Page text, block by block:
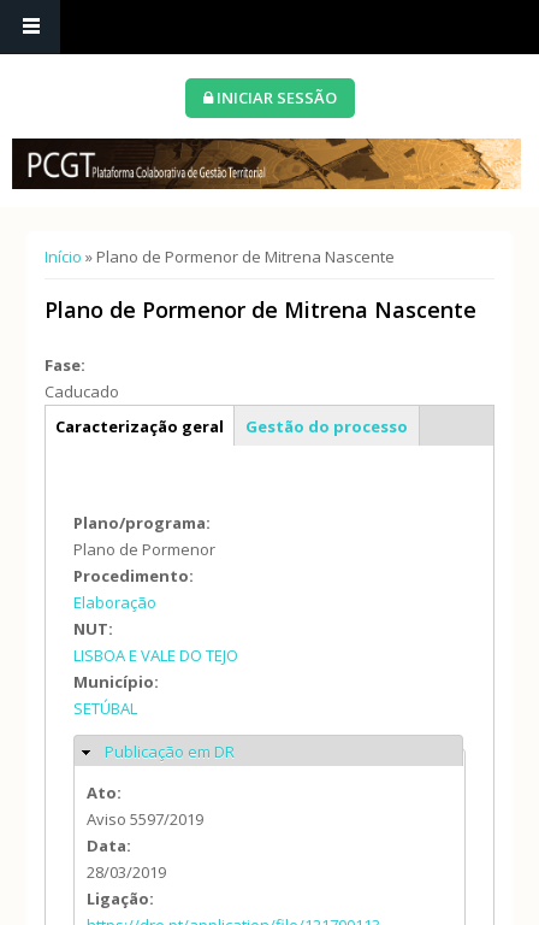
INICIAR SESSÃO
Está aqui
Início » Plano de Pormenor de Mitrena Nascente
Plano de Pormenor de Mitrena Nascente
Fase:
Caducado
Info geral
Caracterização geral Gestão do processo
Plano/programa:
Plano de Pormenor
Procedimento:
Elaboração
NUT:
LISBOA E VALE DO TEJO
Município:
SETÚBAL
Ocultar
Publicação em DR
Ato:
Aviso 5597/2019
Data:
28/03/2019
Ligação: